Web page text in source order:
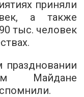
приняли
а также
тыс. человек
Майдане